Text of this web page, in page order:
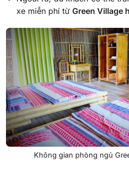
xe miễn phí từ Green Village
Không gian phòng ngủ